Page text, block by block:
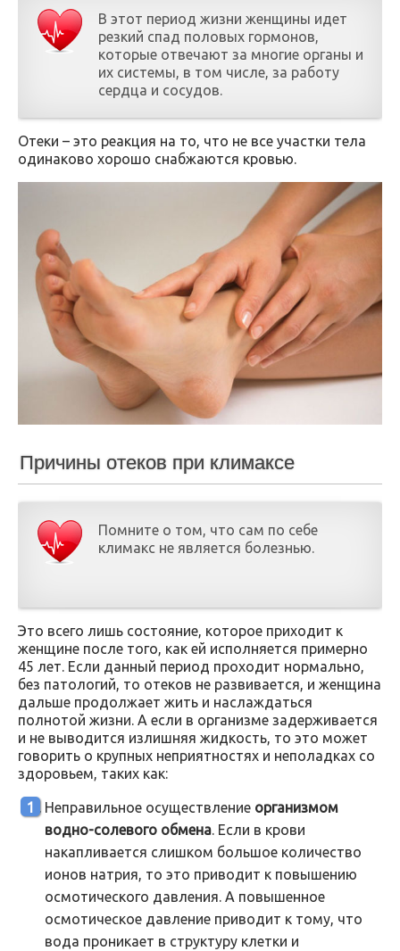
В этот период жизни женщины идет
резкий спад половых гормонов,
которые отвечают за многие органы и
их системы, в том числе, за работу
сердца и сосудов.
Отеки – это реакция на то, что не все участки тела
одинаково хорошо снабжаются кровью.
Причины отеков при климаксе
Помните о том, что сам по себе
климакс не является болезнью.
Это всего лишь состояние, которое приходит к
женщине после того, как ей исполняется примерно
45 лет. Если данный период проходит нормально,
без патологий, то отеков не развивается, и женщина
дальше продолжает жить и наслаждаться
полнотой жизни. А если в организме задерживается
и не выводится излишняя жидкость, то это может
говорить о крупных неприятностях и неполадках со
здоровьем, таких как:
Неправильное осуществление организмом
водно-солевого обмена. Если в крови
накапливается слишком большое количество
ионов натрия, то это приводит к повышению
осмотического давления. А повышенное
осмотическое давление приводит к тому, что
вода проникает в структуру клетки и